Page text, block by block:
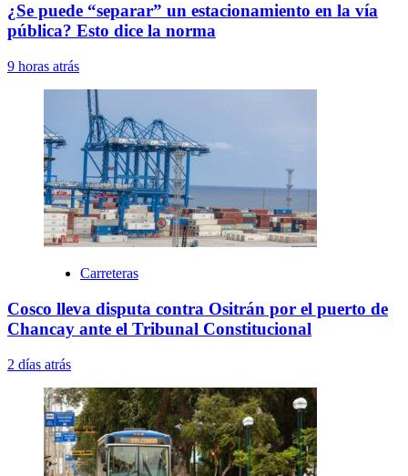
¿Se puede “separar” un estacionamiento en la vía
pública? Esto dice la norma
9 horas atrás
Carreteras
Cosco lleva disputa contra Ositrán por el puerto de
Chancay ante el Tribunal Constitucional
2 días atrás